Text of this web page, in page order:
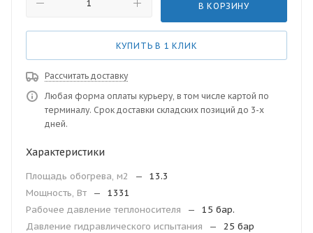
В КОРЗИНУ
КУПИТЬ В 1 КЛИК
Рассчитать доставку
Любая форма оплаты курьеру, в том числе картой по
терминалу. Срок доставки складских позиций до 3-х
дней.
Характеристики
Площадь обогрева, м2 —
13.3
Мощность, Вт
—
1331
Рабочее давление теплоносителя
—
15 бар.
Давление гидравлического испытания
—
25 бар